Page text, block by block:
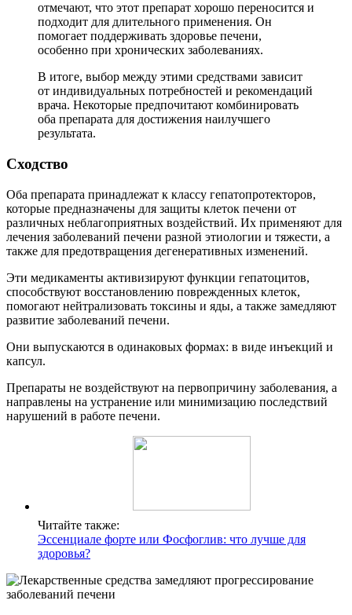
отмечают, что этот препарат хорошо переносится и
подходит для длительного применения. Он
помогает поддерживать здоровье печени,
особенно при хронических заболеваниях.
В итоге, выбор между этими средствами зависит
от индивидуальных потребностей и рекомендаций
врача. Некоторые предпочитают комбинировать
оба препарата для достижения наилучшего
результата.
Сходство
Оба препарата принадлежат к классу гепатопротекторов,
которые предназначены для защиты клеток печени от
различных неблагоприятных воздействий. Их применяют для
лечения заболеваний печени разной этиологии и тяжести, а
также для предотвращения дегенеративных изменений.
Эти медикаменты активизируют функции гепатоцитов,
способствуют восстановлению поврежденных клеток,
помогают нейтрализовать токсины и яды, а также замедляют
развитие заболеваний печени.
Они выпускаются в одинаковых формах: в виде инъекций и
капсул.
Препараты не воздействуют на первопричину заболевания, а
направлены на устранение или минимизацию последствий
нарушений в работе печени.
Читайте также:
Эссенциале форте или Фосфоглив: что лучше для
здоровья?